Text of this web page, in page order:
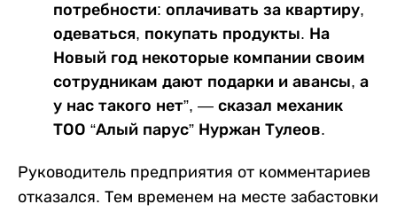
потребности: оплачивать за квартиру,
одеваться, покупать продукты. На
Новый год некоторые компании своим
сотрудникам дают подарки и авансы, а
у нас такого нет”, — сказал механик
ТОО “Алый парус” Нуржан Тулеов.
Руководитель предприятия от комментариев
отказался. Тем временем на месте забастовки